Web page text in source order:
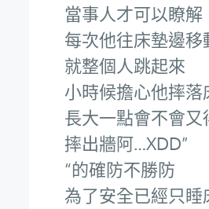
當事人才可以瞭解
每次他往床墊邊移
就整個人跳起來
小時候擔心他摔落
長大一點會不會又
摔出牆阿…XDD
的確防不勝防
為了安全已經只睡